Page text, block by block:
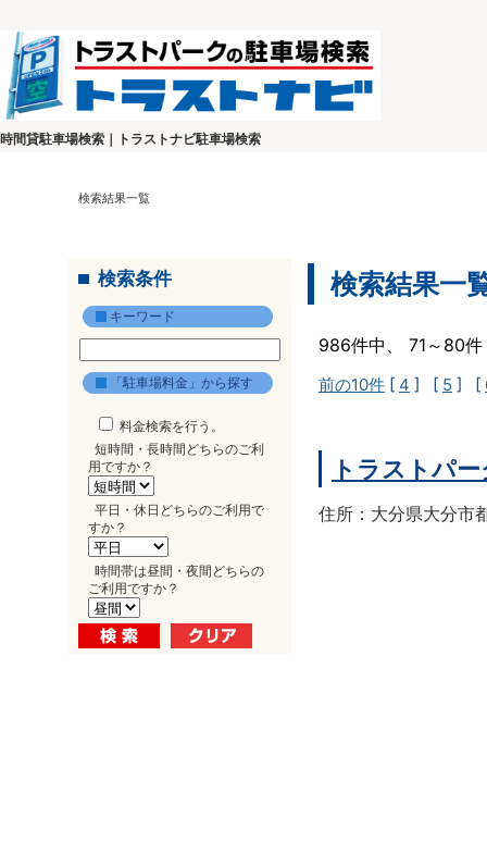
時間貸駐車場検索｜トラストナビ駐車場検索
検索結果一覧
検索条件
キーワード
「駐車場料金」から探す
料金検索を行う。
短時間・長時間どちらのご利
用ですか？
平日・休日どちらのご利用で
すか？
時間帯は昼間・夜間どちらの
ご利用ですか？
検索結果一
986件中、 71～80
前の10件 [ 4 ] [ 5 ] [
トラストパ
住所：大分県大分市